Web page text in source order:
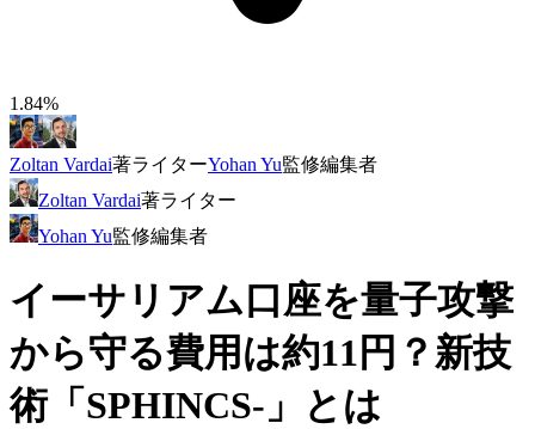
1.84%
Zoltan Vardai著ライターYohan Yu監修編集者
Zoltan Vardai著ライター
Yohan Yu監修編集者
イーサリアム口座を量子攻撃
から守る費用は約11円？新技
術「SPHINCS-」とは